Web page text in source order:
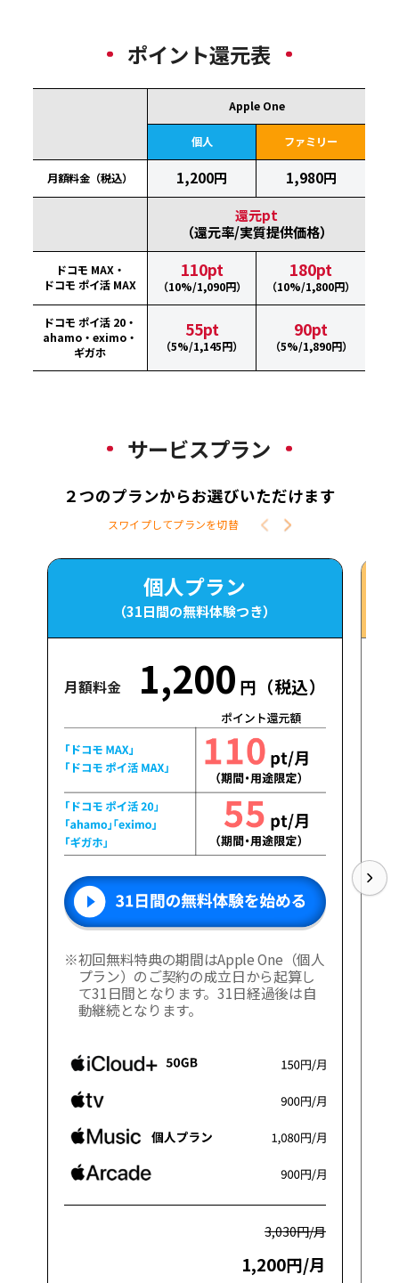
ポイント還元表
Apple One
個人 ファミリー
月額料金（税込） 1,200円
1,980円
還元pt
（還元率/実質提供価格）
ドコモ MAX・
ドコモ ポイ活 MAX
110pt
（10%/1,090円）
180pt
（10%/1,800円）
ドコモ ポイ活 20・
ahamo・eximo・
ギガホ
55pt
（5%/1,145円）
90pt
（5%/1,890円）
サービスプラン
２つのプランからお選びいただけます
スワイプしてプランを切替
個人プラン
（31日間の無料体験つき）
月額料金 1,200 円（税込）
※初回無料特典の期間はApple One（個人
プラン）のご契約の成立日から起算し
て31日間となります。31日経過後は自
動継続となります。
3,030円/月
1,200円/月